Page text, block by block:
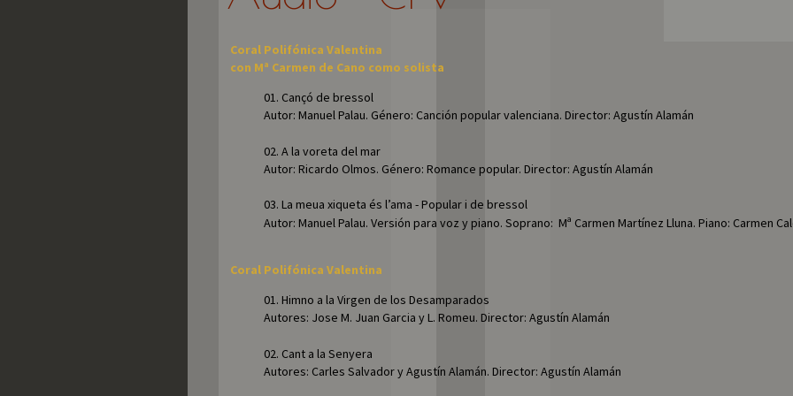
Coral Polifónica Valentina
con Mª Carmen de Cano como solista
01. Cançó de bressol
Autor: Manuel Palau. Género: Canción popular valenciana. Director: Agustín Alamán
02. A la voreta del mar
Autor: Ricardo Olmos. Género: Romance popular. Director: Agustín Alamán
03. La meua xiqueta és l’ama - Popular i de bressol
Autor: Manuel Palau. Versión para voz y piano. Soprano:  Mª Carmen Martínez Lluna. Piano: Carmen
Coral Polifónica Valentina
01. Himno a la Virgen de los Desamparados
Autores: Jose M. Juan Garcia y L. Romeu. Director: Agustín Alamán
02. Cant a la Senyera
Autores: Carles Salvador y Agustín Alamán. Director: Agustín Alamán